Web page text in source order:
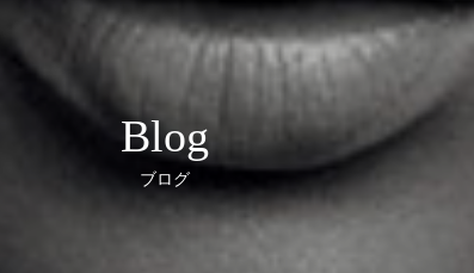
Blog
ブログ